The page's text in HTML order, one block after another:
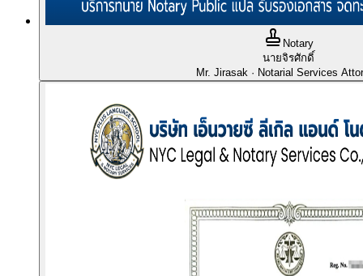
Notary
นายจิรศักดิ์
Mr. Jirasak · Notarial Services